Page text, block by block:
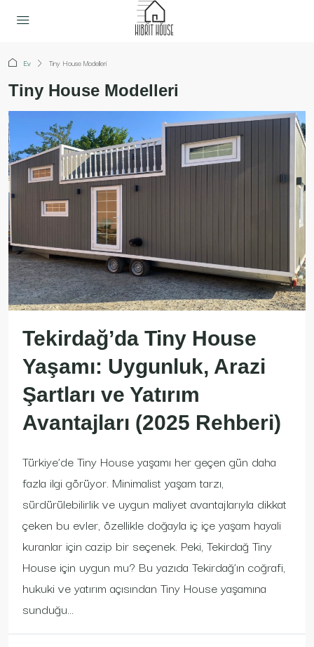
Ev Tiny House Modelleri
Tiny House Modelleri
Tekirdağ’da Tiny House
Yaşamı: Uygunluk, Arazi
Şartları ve Yatırım
Avantajları (2025 Rehberi)
Türkiye’de Tiny House yaşamı her geçen gün daha
fazla ilgi görüyor. Minimalist yaşam tarzı,
sürdürülebilirlik ve uygun maliyet avantajlarıyla dikkat
çeken bu evler, özellikle doğayla iç içe yaşam hayali
kuranlar için cazip bir seçenek. Peki, Tekirdağ Tiny
House için uygun mu? Bu yazıda Tekirdağ’ın coğrafi,
hukuki ve yatırım açısından Tiny House yaşamına
sunduğu...